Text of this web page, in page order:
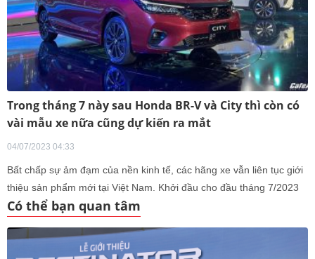
Trong tháng 7 này sau Honda BR-V và City thì còn có
vài mẫu xe nữa cũng dự kiến ra mắt
04/07/2023 04:33
Bất chấp sự ảm đạm của nền kinh tế, các hãng xe vẫn liên tục giới
thiệu sản phẩm mới tại Việt Nam. Khởi đầu cho đầu tháng 7/2023
là hai mẫu xe phiên bản 2023 đến từ nhà Honda là BR-V và City.
Có thể bạn quan tâm